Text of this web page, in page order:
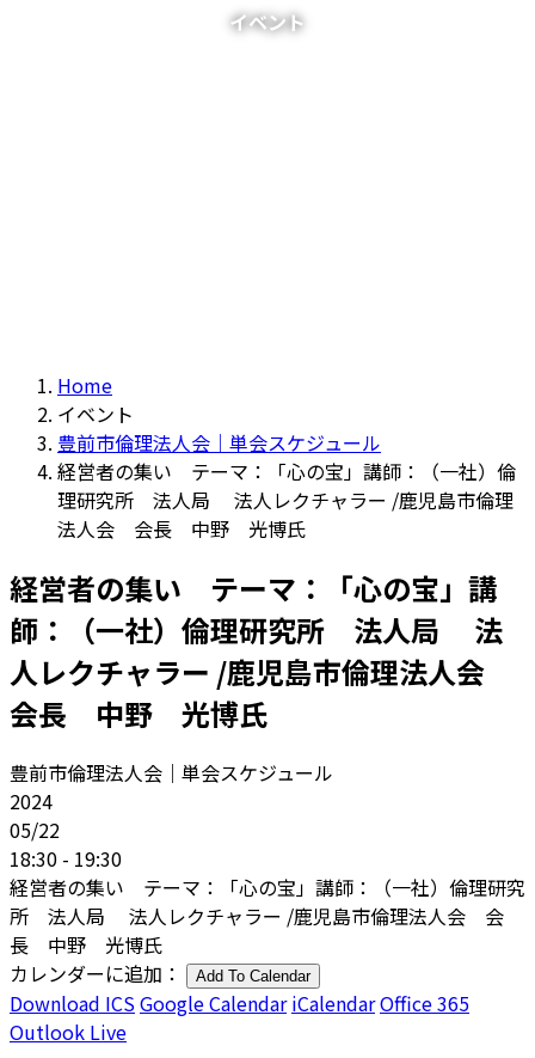
イベント
Home
イベント
豊前市倫理法人会｜単会スケジュール
経営者の集い テーマ：「心の宝」講師：（一社）倫
理研究所 法人局 法人レクチャラー /鹿児島市倫理
法人会 会長 中野 光博氏
経営者の集い テーマ：「心の宝」講
師：（一社）倫理研究所 法人局 法
人レクチャラー /鹿児島市倫理法人会
会長 中野 光博氏
豊前市倫理法人会｜単会スケジュール
2024
05/22
18:30 - 19:30
経営者の集い テーマ：「心の宝」講師：（一社）倫理研究
所 法人局 法人レクチャラー /鹿児島市倫理法人会 会
長 中野 光博氏
カレンダーに追加：
Add To Calendar
Download ICSGoogle Calendar iCalendarOffice 365
Outlook Live